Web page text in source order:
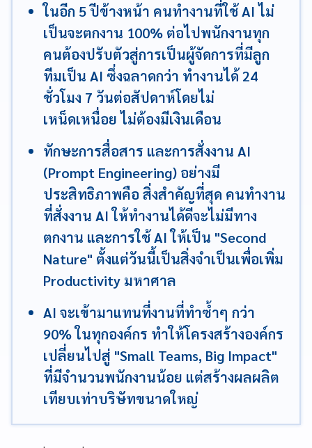
ในอีก 5 ปีข้างหน้า คนทำงานที่ใช้ AI ไม่
เป็นจะตกงาน 100% ต่อไปพนักงานทุก
คนต้องปรับตัวสู่การเป็นผู้จัดการที่มีลูก
ทีมเป็น AI ซึ่งฉลาดกว่า ทำงานได้ 24
ชั่วโมง 7 วันต่อสัปดาห์โดยไม่
เหน็ดเหนื่อย ไม่ต้องมีเงินเดือน
ทักษะการสื่อสาร และการสั่งงาน AI
(Prompt Engineering) อย่างมี
ประสิทธิภาพคือ สิ่งสำคัญที่สุด คนทำงาน
ที่สั่งงาน AI ให้ทำงานได้ดีจะไม่มีทาง
ตกงาน และการใช้ AI ให้เป็น "Second
Nature" ตั้งแต่วันนี้เป็นสิ่งจำเป็นเพื่อเพิ่ม
Productivity มหาศาล
AI จะเข้ามาแทนที่งานที่ทำซ้ำๆ กว่า
90% ในทุกองค์กร ทำให้โครงสร้างองค์กร
เปลี่ยนไปสู่ "Small Teams, Big Impact"
ที่มีจำนวนพนักงานน้อย แต่สร้างผลผลิต
เทียบเท่าบริษัทขนาดใหญ่